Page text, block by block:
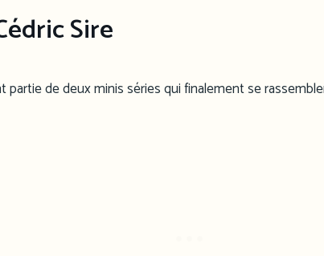
Sire
partie de deux minis séries qui finalement se